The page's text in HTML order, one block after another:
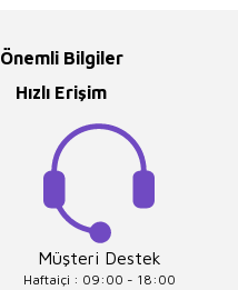
Önemli Bilgiler
Hızlı Erişim
Müşteri Destek
Haftaiçi : 09:00 - 18:00